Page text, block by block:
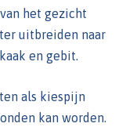
het gezicht
uitbreiden naar
en gebit.
als kiespijn
kan worden.